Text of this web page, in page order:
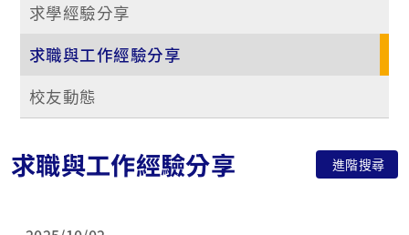
求學經驗分享
求職與工作經驗分享
校友動態
求職與工作經驗分享 進階搜尋